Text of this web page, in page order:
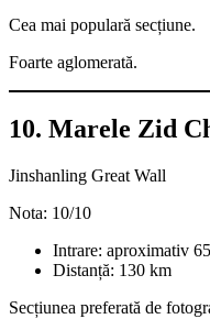
Cea mai populară secțiune.
Foarte aglomerată.
10. Marele Zid
Jinshanling Great Wall
Nota: 10/10
Intrare: aproximativ
Distanță: 130 km
Secțiunea preferată de